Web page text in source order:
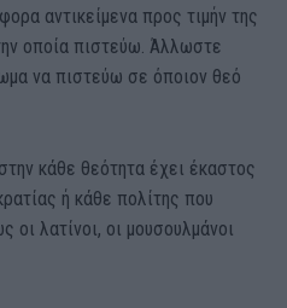
αντικείμενα προς τιμήν της
οποία πιστεύω. Άλλωστε
να πιστεύω σε όποιον θεό
κάθε θεότητα έχει έκαστος
ή κάθε πολίτης που
οι λατίνοι, οι μουσουλμάνοι